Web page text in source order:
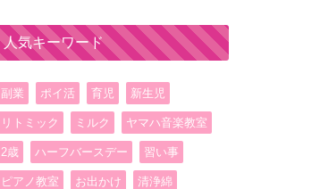
人気キーワード
副業 ポイ活 育児 新生児
リトミック ミルク ヤマハ音楽教室
2歳 ハーフバースデー 習い事
ピアノ教室 お出かけ 清浄綿